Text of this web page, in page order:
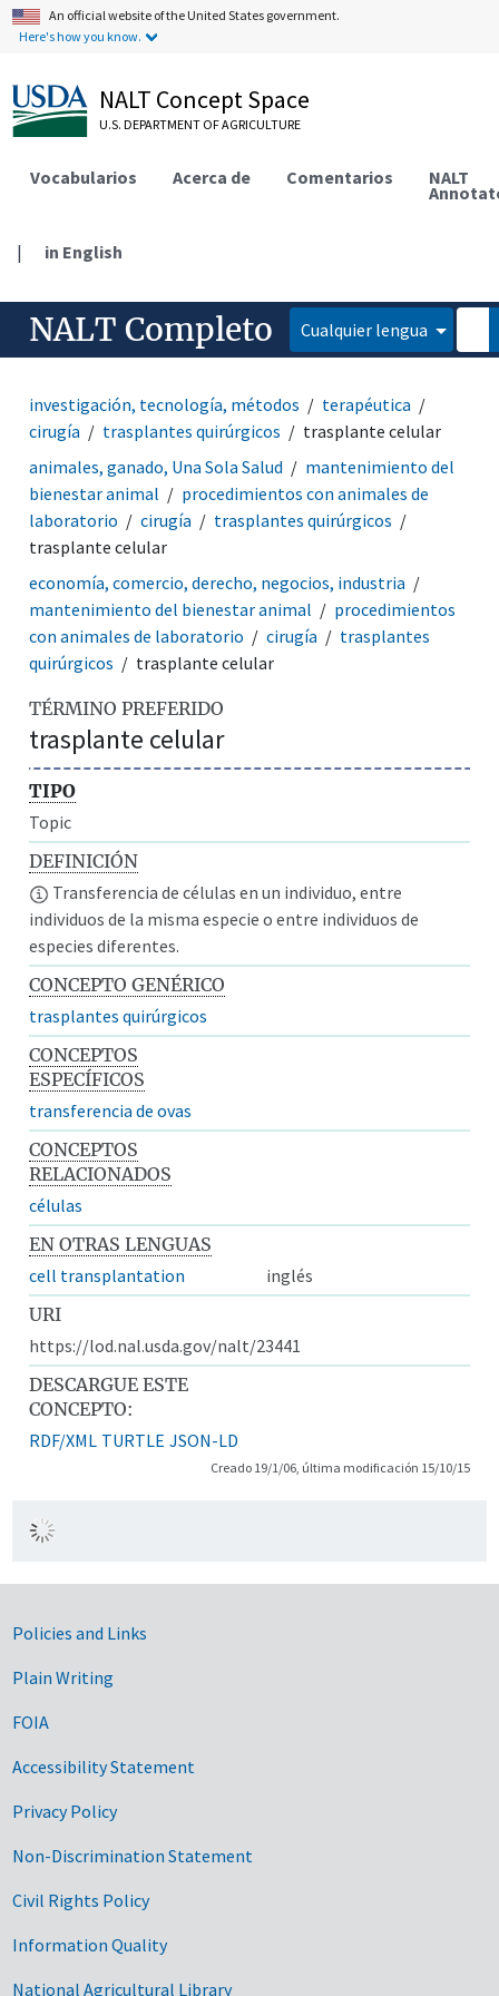
An official website of the United States government.
Here's how you know.
NALT Concept Space
U.S. DEPARTMENT OF AGRICULTURE
Vocabularios Acerca de Comentarios NALT
| in English
NALT Completo Cualquier lengua
investigación, tecnología, métodos
terapéutica
cirugía
trasplantes quirúrgicos
trasplante celular
animales, ganado, Una Sola Salud
mantenimiento del
bienestar animal
procedimientos con animales de
laboratorio
cirugía
trasplantes quirúrgicos
trasplante celular
economía, comercio, derecho, negocios, industria
mantenimiento del bienestar animal
procedimientos
con animales de laboratorio
cirugía
trasplantes
quirúrgicos
trasplante celular
TÉRMINO PREFERIDO
trasplante celular
TIPO
Topic
DEFINICIÓN
Transferencia de células en un individuo, entre
individuos de la misma especie o entre individuos de
especies diferentes.
CONCEPTO GENÉRICO
trasplantes quirúrgicos
CONCEPTOS
ESPECÍFICOS
transferencia de ovas
CONCEPTOS
RELACIONADOS
células
EN OTRAS LENGUAS
cell transplantation
inglés
URI
https://lod.nal.usda.gov/nalt/23441
DESCARGUE ESTE
CONCEPTO:
RDF/XML TURTLE JSON-LD
Creado 19/1/06, última modificación 15/10/15
Government Links
Policies and Links
Plain Writing
FOIA
Accessibility Statement
Privacy Policy
Non-Discrimination Statement
Civil Rights Policy
Information Quality
National Agricultural Library